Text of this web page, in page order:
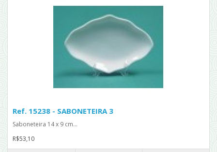
Ref. 15238 - SABONETEIRA 3
Saboneteira 14 x 9 cm...
R$53,10